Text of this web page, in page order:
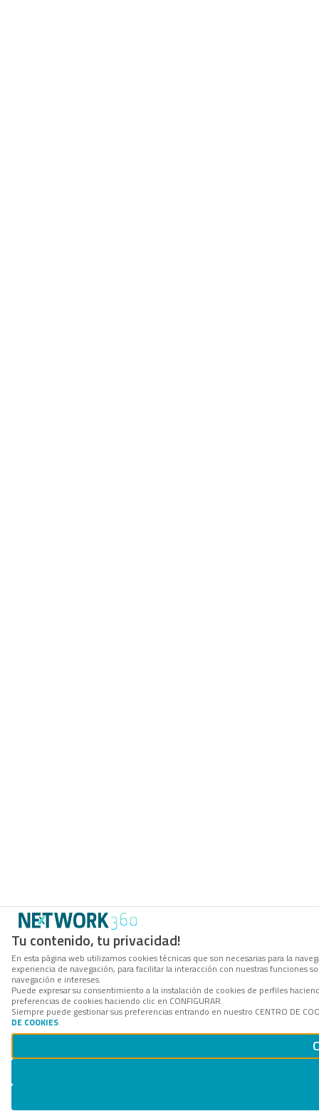
Tu contenido, tu privacidad!
En esta página web utilizamos cookies técnicas que son necesarias para la
experiencia de navegación, para facilitar la interacción con nuestras funciones
navegación e intereses.
Puede expresar su consentimiento a la instalación de cookies de perfiles
preferencias de cookies haciendo clic en CONFIGURAR.
Siempre puede gestionar sus preferencias entrando en nuestro CENTRO DE
DE COOKIES.